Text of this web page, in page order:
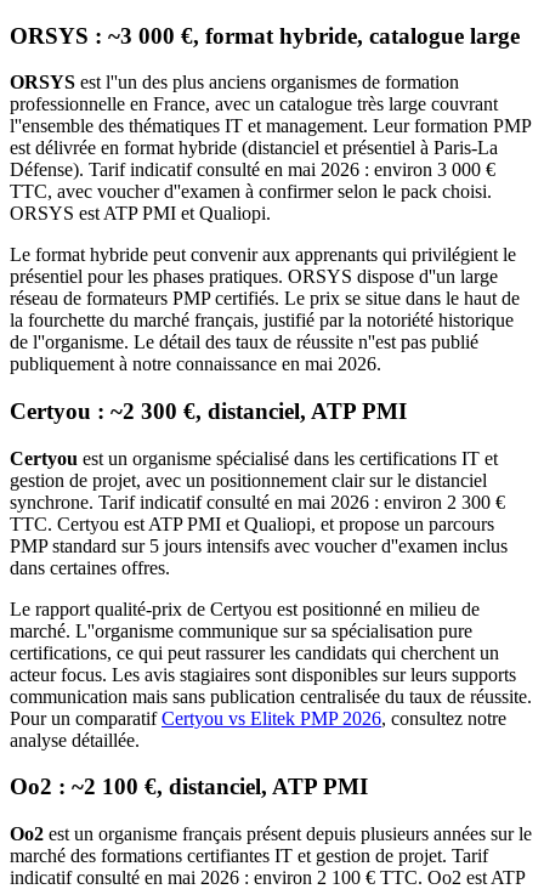
ORSYS : ~3 000 €, format hybride, catalogue large
ORSYS est l''un des plus anciens organismes de formation
professionnelle en France, avec un catalogue très large couvrant
l''ensemble des thématiques IT et management. Leur formation PMP
est délivrée en format hybride (distanciel et présentiel à Paris-La
Défense). Tarif indicatif consulté en mai 2026 : environ 3 000 €
TTC, avec voucher d''examen à confirmer selon le pack choisi.
ORSYS est ATP PMI et Qualiopi.
Le format hybride peut convenir aux apprenants qui privilégient le
présentiel pour les phases pratiques. ORSYS dispose d''un large
réseau de formateurs PMP certifiés. Le prix se situe dans le haut de
la fourchette du marché français, justifié par la notoriété historique
de l''organisme. Le détail des taux de réussite n''est pas publié
publiquement à notre connaissance en mai 2026.
Certyou : ~2 300 €, distanciel, ATP PMI
Certyou est un organisme spécialisé dans les certifications IT et
gestion de projet, avec un positionnement clair sur le distanciel
synchrone. Tarif indicatif consulté en mai 2026 : environ 2 300 €
TTC. Certyou est ATP PMI et Qualiopi, et propose un parcours
PMP standard sur 5 jours intensifs avec voucher d''examen inclus
dans certaines offres.
Le rapport qualité-prix de Certyou est positionné en milieu de
marché. L''organisme communique sur sa spécialisation pure
certifications, ce qui peut rassurer les candidats qui cherchent un
acteur focus. Les avis stagiaires sont disponibles sur leurs supports
communication mais sans publication centralisée du taux de réussite.
Pour un comparatifCertyou vs Elitek PMP 2026, consultez notre
analyse détaillée.
Oo2 : ~2 100 €, distanciel, ATP PMI
Oo2 est un organisme français présent depuis plusieurs années sur le
marché des formations certifiantes IT et gestion de projet. Tarif
indicatif consulté en mai 2026 : environ 2 100 € TTC. Oo2 est ATP